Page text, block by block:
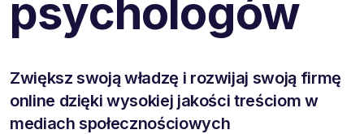
psychologów
Zwiększ swoją władzę i rozwijaj swoją firmę
online dzięki wysokiej jakości treściom w
mediach społecznościowych